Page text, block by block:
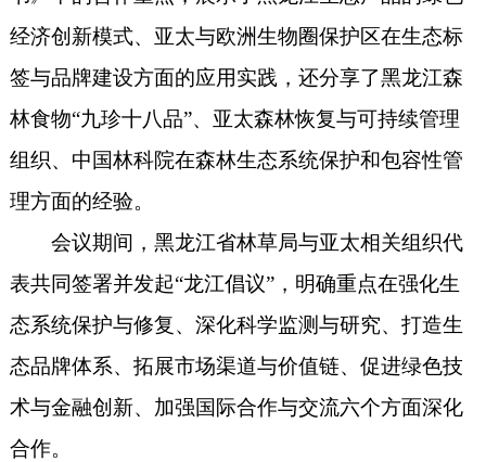
经济创新模式、亚太与欧洲生物圈保护区在生态标
签与品牌建设方面的应用实践，还分享了黑龙江森
林食物“九珍十八品”、亚太森林恢复与可持续管理
组织、中国林科院在森林生态系统保护和包容性管
理方面的经验。
会议期间，黑龙江省林草局与亚太相关组织代
表共同签署并发起“龙江倡议”，明确重点在强化生
态系统保护与修复、深化科学监测与研究、打造生
态品牌体系、拓展市场渠道与价值链、促进绿色技
术与金融创新、加强国际合作与交流六个方面深化
合作。